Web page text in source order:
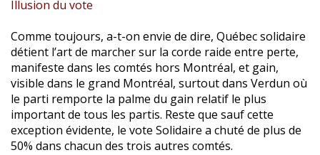
Illusion du vote
Comme toujours, a-t-on envie de dire, Québec solidaire
détient l’art de marcher sur la corde raide entre perte,
manifeste dans les comtés hors Montréal, et gain,
visible dans le grand Montréal, surtout dans Verdun où
le parti remporte la palme du gain relatif le plus
important de tous les partis. Reste que sauf cette
exception évidente, le vote Solidaire a chuté de plus de
50% dans chacun des trois autres comtés.